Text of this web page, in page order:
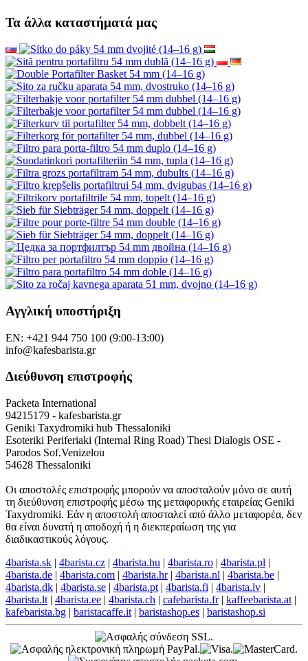
Τα άλλα καταστήματά μας
Αγγλική υποστήριξη
EN: +421 944 750 100 (9:00-13:00)
info@kafesbarista.gr
Διεύθυνση επιστροφής
Packeta International
94215179 - kafesbarista.gr
Geniki Taxydromiki hub Thessaloniki
Esoteriki Periferiaki (Internal Ring Road) Thesi Dialogis OSE -
Parodos Sof.Venizelou
54628 Thessaloniki
Οι αποστολές επιστροφής μπορούν να αποσταλούν μόνο σε αυτή
τη διεύθυνση επιστροφής μέσω της μεταφορικής εταιρείας Geniki
Taxydromiki. Εάν η αποστολή αποσταλεί από άλλο μεταφορέα, δεν
θα είναι δυνατή η αποδοχή ή η διεκπεραίωση της για
διαδικαστικούς λόγους.
4barista.sk | 4barista.cz | 4barista.hu | 4barista.ro | 4barista.pl |
4barista.de | 4barista.com | 4barista.hr| 4barista.nl | 4barista.be |
4barista.dk | 4barista.se | 4barista.pt | 4barista.fi | 4barista.lv |
4barista.lt | 4barista.ee | 4barista.ch | cafebarista.fr| kaffeebarista.at |
kafebarista.bg | baristacaffe.it | baristashop.es | baristashop.si